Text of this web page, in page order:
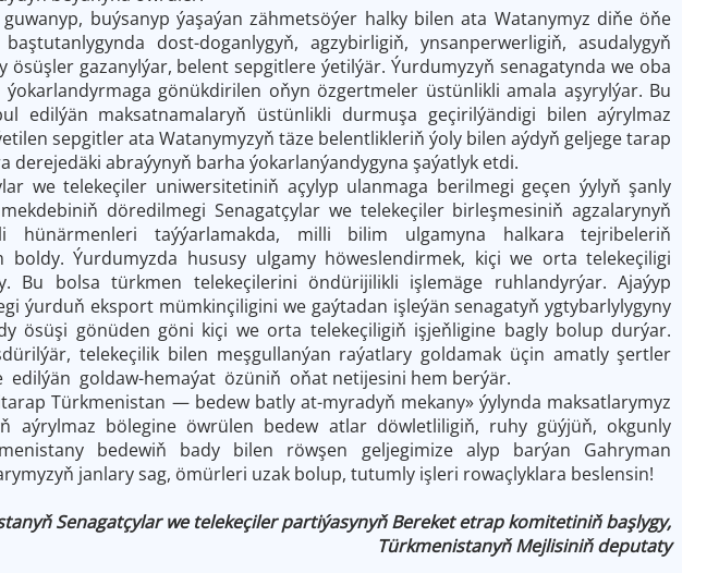
buýsanyp ýaşaýan zähmetsöýer halky bilen ata Watanymyz diňe öňe
dost-doganlygyň, agzybirligiň, ynsanperwerligiň, asudalygyň
gazanylýar, belent sepgitlere ýetilýär. Ýurdumyzyň senagatynda we oba
gönükdirilen oňyn özgertmeler üstünlikli amala aşyrylýar. Bu
edilýän maksatnamalaryň üstünlikli durmuşa geçirilýändigi bilen aýrylmaz
sepgitler ata Watanymyzyň täze belentlikleriň ýoly bilen aýdyň geljege tarap
derejedäki abraýynyň barha ýokarlanýandygyna şaýatlyk etdi.
we telekeçiler uniwersitetiniň açylyp ulanmaga berilmegi geçen ýylyň şanly
döredilmegi Senagatçylar we telekeçiler birleşmesiniň agzalarynyň
hünärmenleri taýýarlamakda, milli bilim ulgamyna halkara tejribeleriň
Ýurdumyzda hususy ulgamy höweslendirmek, kiçi we orta telekeçiligi
Bu bolsa türkmen telekeçilerini öndürijilikli işlemäge ruhlandyrýar. Ajaýyp
ýurduň eksport mümkinçiligini we gaýtadan işleýän senagatyň ygtybarlylygyny
ösüşi gönüden göni kiçi we orta telekeçiligiň işjeňligine bagly bolup durýar.
telekeçilik bilen meşgullanýan raýatlary goldamak üçin amatly şertler
edilýän goldaw-hemaýat özüniň oňat netijesini hem berýär.
Türkmenistan — bedew batly at-myradyň mekany» ýylynda maksatlarymyz
aýrylmaz bölegine öwrülen bedew atlar döwletliligiň, ruhy güýjüň, okgunly
bedewiň bady bilen röwşen geljegimize alyp barýan Gahryman
janlary sag, ömürleri uzak bolup, tutumly işleri rowaçlyklara beslensin!
Senagatçylar we telekeçiler partiýasynyň Bereket etrap komitetiniň başlygy,
Türkmenistanyň Mejlisiniň deputaty